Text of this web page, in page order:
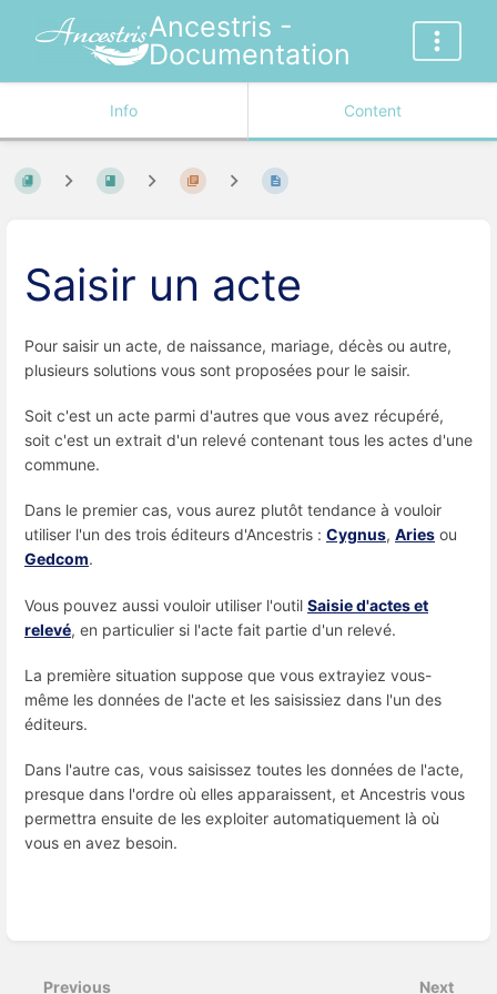
Ancestris -
Documentation
Info Content
Saisir un acte
Pour saisir un acte, de naissance, mariage, décès ou autre,
plusieurs solutions vous sont proposées pour le saisir.
Soit c'est un acte parmi d'autres que vous avez récupéré,
soit c'est un extrait d'un relevé contenant tous les actes d'une
commune.
Dans le premier cas, vous aurez plutôt tendance à vouloir
utiliser l'un des trois éditeurs d'Ancestris : Cygnus, Aries ou
Gedcom.
Vous pouvez aussi vouloir utiliser l'outil Saisie d'actes et
relevé, en particulier si l'acte fait partie d'un relevé.
La première situation suppose que vous extrayiez vous-
même les données de l'acte et les saisissiez dans l'un des
éditeurs.
Dans l'autre cas, vous saisissez toutes les données de l'acte,
presque dans l'ordre où elles apparaissent, et Ancestris vous
permettra ensuite de les exploiter automatiquement là où
vous en avez besoin.
mode
Previous Next